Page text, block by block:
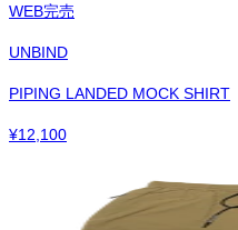
WEB完売
UNBIND
PIPING LANDED MOCK SHIRT
¥12,100